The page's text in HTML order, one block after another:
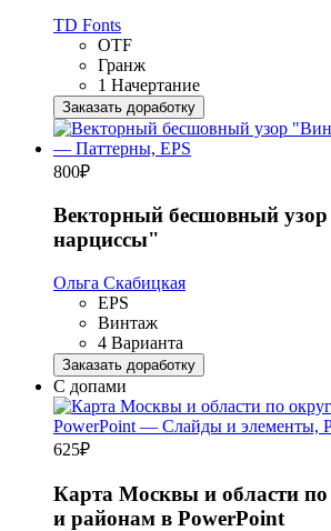
TD Fonts
OTF
Гранж
1 Начертание
Заказать доработку
800₽
Векторный бесшовный
нарциссы"
Ольга Скабицкая
EPS
Винтаж
4 Варианта
Заказать доработку
С допами
625₽
Карта Москвы и области
и районам в PowerPoint